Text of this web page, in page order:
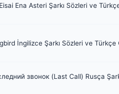
Ena Asteri Şarkı Sözleri ve
İngilizce Şarkı Sözleri ve Türkçe
звонок (Last Call) Rusça